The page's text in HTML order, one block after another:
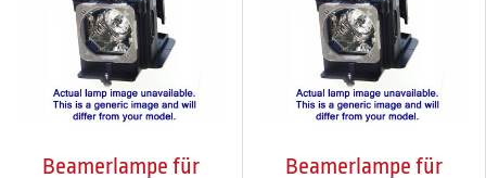
Beamerlampe für
Beamerlampe für